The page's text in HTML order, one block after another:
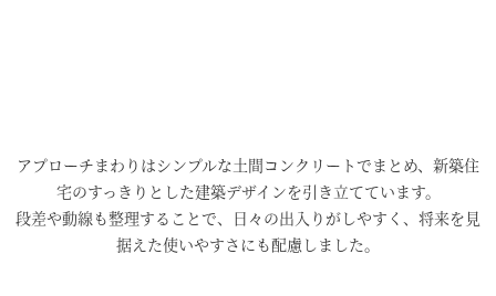
アプローチまわりはシンプルな土間コンクリートでまとめ、新築住
宅のすっきりとした建築デザインを引き立てています。
段差や動線も整理することで、日々の出入りがしやすく、将来を見
据えた使いやすさにも配慮しました。